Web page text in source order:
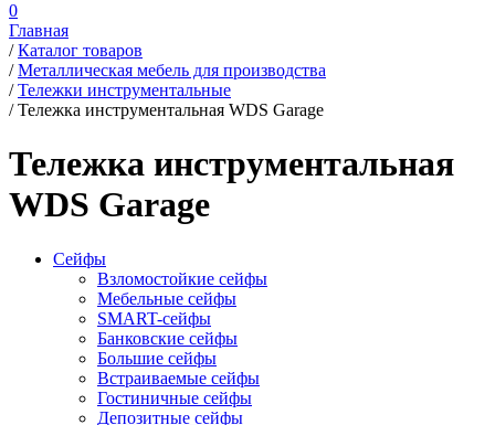
0
Главная
/ Каталог товаров
/ Металлическая мебель для производства
/ Тележки инструментальные
/ Тележка инструментальная WDS Garage
Тележка инструментальная
WDS Garage
Сейфы
Взломостойкие сейфы
Мебельные сейфы
SMART-сейфы
Банковские сейфы
Большие сейфы
Встраиваемые сейфы
Гостиничные сейфы
Депозитные сейфы